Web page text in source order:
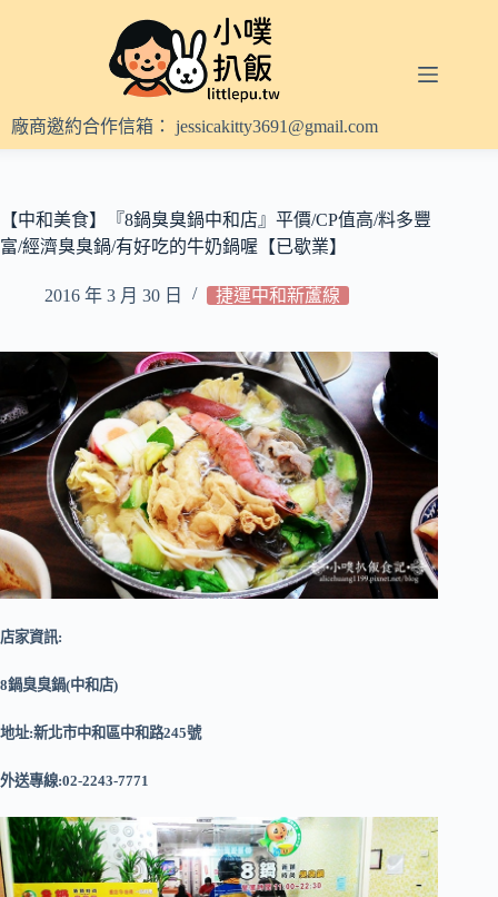
內
容
廠商邀約合作信箱： jessicakitty3691@gmail.com
【中和美食】『8鍋臭臭鍋中和店』平價/CP值高/料多豐
富/經濟臭臭鍋/有好吃的牛奶鍋喔【已歇業】
2016 年 3 月 30 日 捷運中和新蘆線
店家資訊:
8鍋臭臭鍋(中和店)
地址:新北市中和區中和路245號
外送專線:02-2243-7771